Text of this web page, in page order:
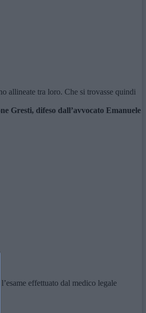
allineate tra loro. Che si trovasse quindi
Gresti, difeso dall’avvocato Emanuele
effettuato dal medico legale